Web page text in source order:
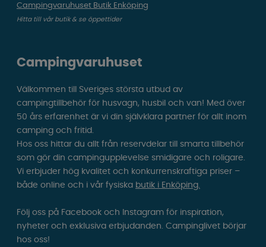
Campingvaruhuset Butik Enköping
Hitta till vår butik & se öppettider
Campingvaruhuset
Välkommen till Sveriges största utbud av
campingtillbehör för husvagn, husbil och van! Med över
50 års erfarenhet är vi din självklara partner för allt inom
camping och fritid.
Hos oss hittar du allt från reservdelar till smarta tillbehör
som gör din campingupplevelse smidigare och roligare.
Vi erbjuder hög kvalitet och konkurrenskraftiga priser –
både online och i vår fysiska butik i Enköping.
Följ oss på Facebook och Instagram för inspiration,
nyheter och exklusiva erbjudanden. Campinglivet börjar
hos oss!